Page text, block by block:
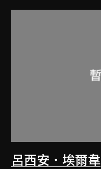
呂西安．埃爾韋